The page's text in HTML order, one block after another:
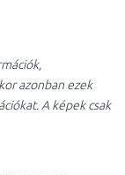
azonban ezek
A képek csak